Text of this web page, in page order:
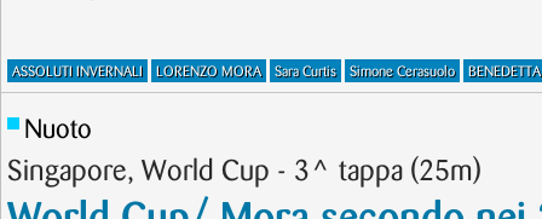
ASSOLUTI INVERNALI LORENZO MORA Sara Curtis Simone Cerasuolo
Nuoto
Singapore, World Cup - 3^ tappa (25m)